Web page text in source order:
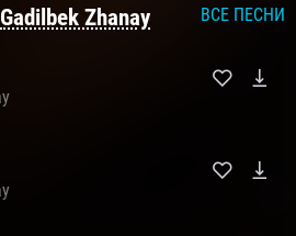
Gadilbek Zhanay ВСЕ ПЕСНИ